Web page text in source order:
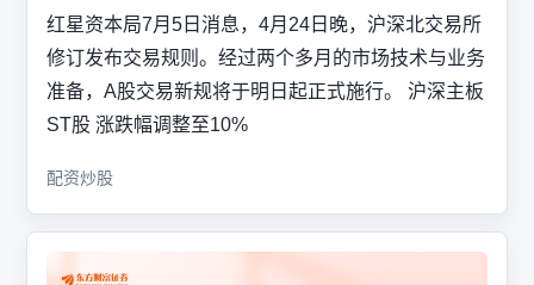
红星资本局7月5日消息，4月24日晚，沪深北交易所
修订发布交易规则。经过两个多月的市场技术与业务
准备，A股交易新规将于明日起正式施行。 沪深主板
ST股 涨跌幅调整至10%
配资炒股